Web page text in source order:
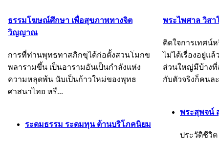
ธรรมโฆษณ์ศึกษา เพื่อสุขภาพทางจิต
วิญญาณ
การที่ท่านพุทธทาสภิกขุได้ก่อตั้งสวนโมกข
พลารามขึ้น เป็นอารามอันเป็นกำลังแห่ง
ความหลุดพ้น นับเป็นก้าวใหม่ของพุทธ
ศาสนาไทย หรื...
ระดมธรรม ระดมทุน ต้านบริโภคนิยม
พระไพศาล วิสา
ติดใจการเทศน์
ไม่ได้เรื่องอยู่แล้
ส่วนใหญ่มีบ้างที่
กับตัวจริงก็คนละ
พระสุพจน์
ประวัติชีวิต